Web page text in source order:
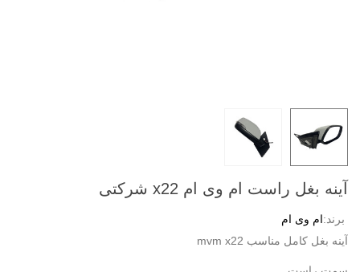
آینه بغل راست ام وی ام x22 شرکتی
برند:ام وی ام
آینه بغل کامل مناسب mvm x22